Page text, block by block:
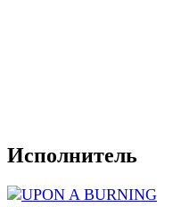
Исполнитель